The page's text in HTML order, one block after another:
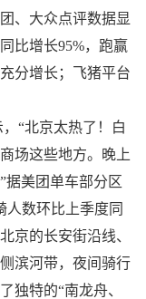
、大众点评数据显
比增长95%，跑赢
分增长；飞猪平台
“北京太热了！白
场这些地方。晚上
据美团单车部分区
人数环比上季度同
京的长安街沿线、
滨河带，夜间骑行
独特的“南龙舟、